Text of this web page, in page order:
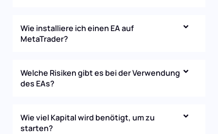
Wie installiere ich einen EA auf
MetaTrader?
Welche Risiken gibt es bei der Verwendung
des EAs?
Wie viel Kapital wird benötigt, um zu
starten?